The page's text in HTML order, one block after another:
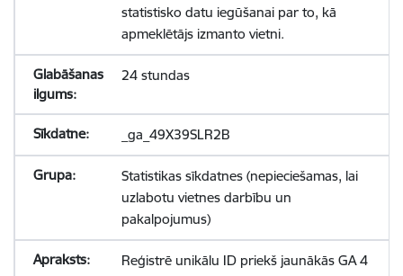
statistisko datu iegūšanai par to, kā
apmeklētājs izmanto vietni.
24 stundas
_ga_49X39SLR2B
Statistikas sīkdatnes (nepieciešamas, lai
uzlabotu vietnes darbību un
pakalpojumus)
Reģistrē unikālu ID priekš jaunākās GA 4